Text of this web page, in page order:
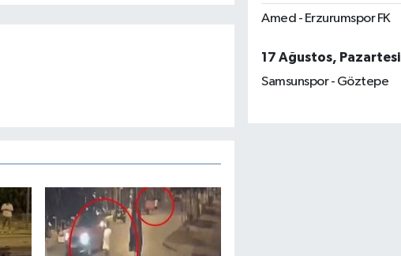
Amed - Erzurumspor FK
17 Ağustos, Pazartesi
Samsunspor - Göztepe